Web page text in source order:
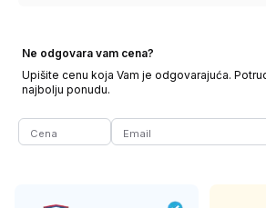
Ne odgovara vam cena?
Upišite cenu koja Vam je odgovarajuća.
najbolju ponudu.